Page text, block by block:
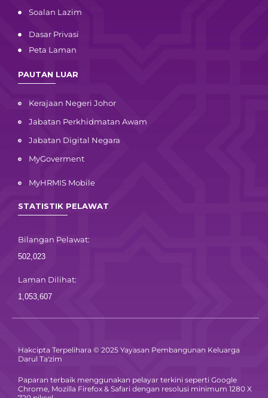
Soalan Lazim
Dasar Privasi
Peta Laman
PAUTAN LUAR
Kerajaan Negeri Johor
Jabatan Perkhidmatan Awam
Jabatan Digital Negara
MyGoverment
MyHRMIS Mobile
STATISTIK PELAWAT
Bilangan Pelawat:
502,023
Laman Dilihat:
1,053,607
Hakcipta Terpelihara © 2025 Yayasan Pembangunan Keluarga
Darul Ta'zim
Paparan terbaik menggunakan pelayar terkini seperti Google
Chrome, Mozilla Firefox & Safari dengan resolusi minimum 1280 X